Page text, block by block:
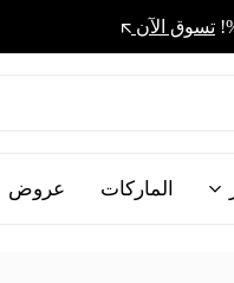
تسوق الآن
الماركات عروض